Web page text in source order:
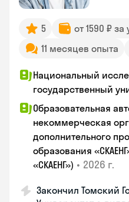
5
от 1590 ₽ за
11 месяцев опыта
Национальный
государственный
Образовательная
некоммерческая
дополнительного
образования
«СКАЕНГ») • 2026 г.
Закончил Томский